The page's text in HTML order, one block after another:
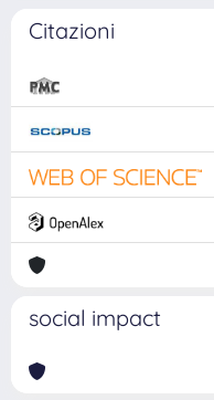
Citazioni
social impact